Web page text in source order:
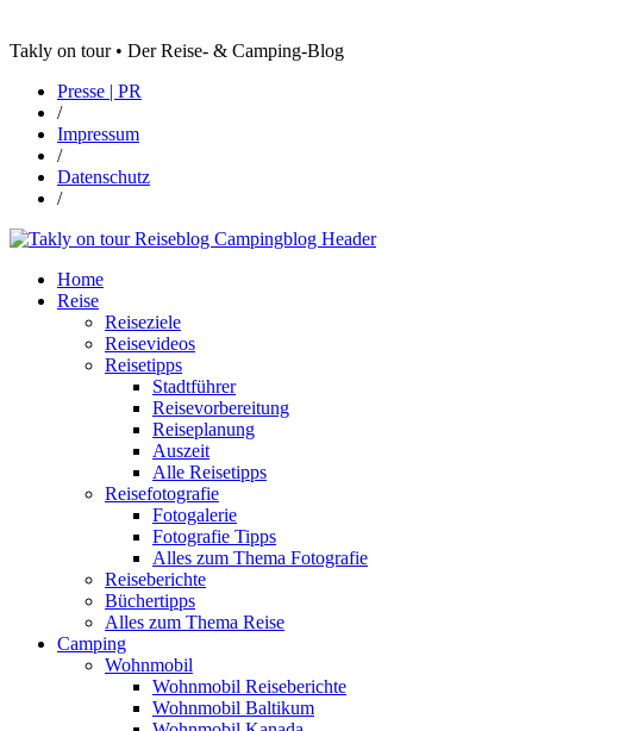
Takly on tour • Der Reise- & Camping-Blog
Presse | PR
/
Impressum
/
Datenschutz
/
Home
Reise
Reiseziele
Reisevideos
Reisetipps
Stadtführer
Reisevorbereitung
Reiseplanung
Auszeit
Alle Reisetipps
Reisefotografie
Fotogalerie
Fotografie Tipps
Alles zum Thema Fotografie
Reiseberichte
Büchertipps
Alles zum Thema Reise
Camping
Wohnmobil
Wohnmobil Reiseberichte
Wohnmobil Baltikum